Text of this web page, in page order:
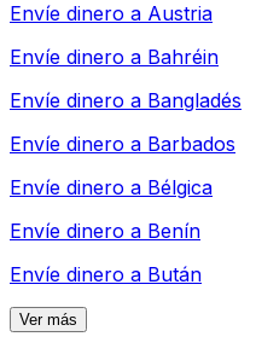
Envíe dinero a Austria
Envíe dinero a Bahréin
Envíe dinero a Bangladés
Envíe dinero a Barbados
Envíe dinero a Bélgica
Envíe dinero a Benín
Envíe dinero a Bután
Ver más